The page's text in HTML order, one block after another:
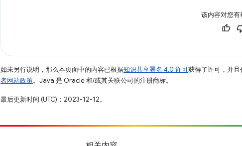
该内容对您有
如未另行说明，那么本页面中的内容已根据知识共享署名 4.0 许可获得了许可，并
者网站政策。Java 是 Oracle 和/或其关联公司的注册商标。
最后更新时间 (UTC)：2023-12-12。